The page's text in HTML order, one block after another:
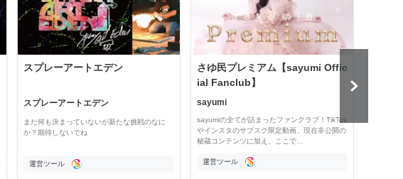
スプレーアートエデン
スプレーアートエデン
まだ何も決まっていないが新たな挑戦のなに
か？期待しないでね
運営ツール
さゆ民プレミアム【sayumi Offic
ial Fanclub】
sayumi
sayumiの全てが詰まったファンクラブ！TikTok
やインスタのサブスク限定動画、現在非公開の
秘蔵コンテンツに加え、ここで…
運営ツール